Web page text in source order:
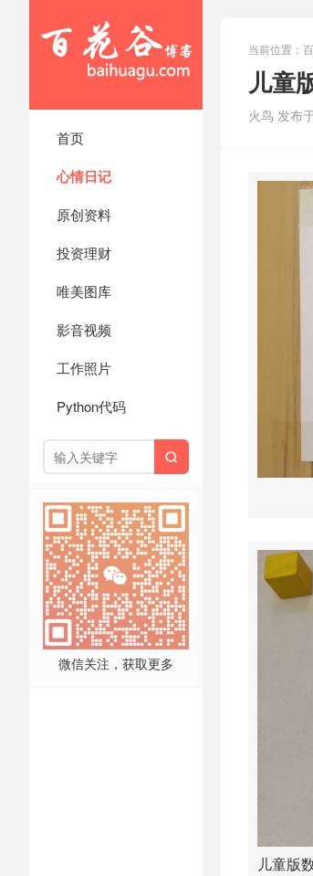
首页
心情日记
原创资料
投资理财
唯美图库
影音视频
工作照片
Python代码

微信关注，获取更多
当前位置：
儿童
火鸟 发布
儿童版